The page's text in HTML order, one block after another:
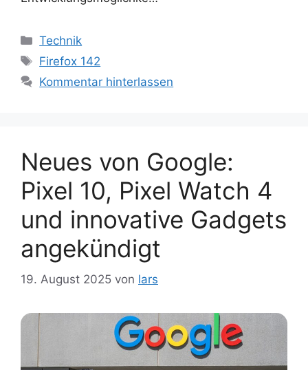
Kategorien
Technik
Schlagwörter
Firefox 142
Kommentar hinterlassen
Neues von Google:
Pixel 10, Pixel Watch 4
und innovative Gadgets
angekündigt
19. August 2025 von lars